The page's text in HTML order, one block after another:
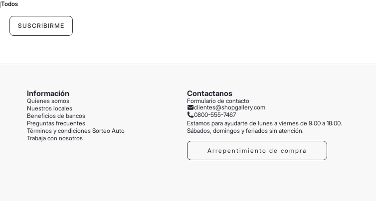
Todos
Información
Quienes somos
Nuestros locales
Beneficios de bancos
Preguntas frecuentes
Términos y condiciones Sorteo Auto
Trabaja con nosotros
Contactanos
Formulario de contacto
clientes@shopgallery.com
0800-555-7467
Estamos para ayudarte de lunes a viernes de 9:00 a 18:00.
Sábados, domingos y feriados sin atención.
Arrepentimiento de compra